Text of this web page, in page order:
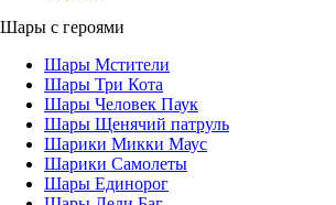
Шары с героями
Шары Мстители
Шары Три Кота
Шары Человек Паук
Шары Щенячий патруль
Шарики Микки Маус
Шарики Самолеты
Шары Единорог